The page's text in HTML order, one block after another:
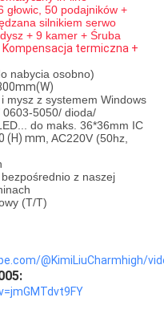
50 podajników +
silnikiem serwo
+ 9 kamer + Śruba
Kompensacja termiczna +
nabycia osobno)
mysz z systemem Windows
5050/ dioda/
do maks. 36*36mm IC
(H) mm, AC220V (50hz,
z naszej
(T/T)
@KimiLiuCharmhigh/